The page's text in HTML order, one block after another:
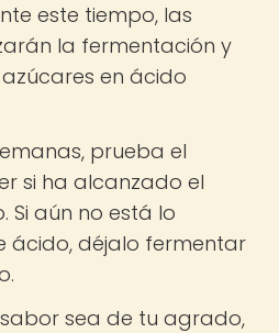
este tiempo, las
la fermentación y
en ácido
prueba el
si ha alcanzado el
Si aún no está lo
ácido, déjalo fermentar
sea de tu agrado,